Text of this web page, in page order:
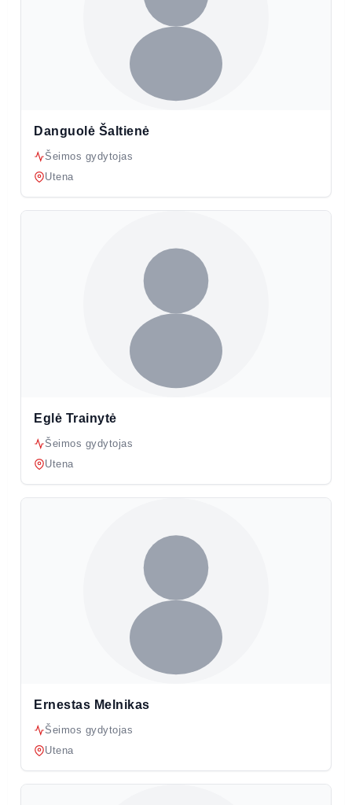
Danguolė Šaltienė
Šeimos gydytojas
Utena
Eglė Trainytė
Šeimos gydytojas
Utena
Ernestas Melnikas
Šeimos gydytojas
Utena